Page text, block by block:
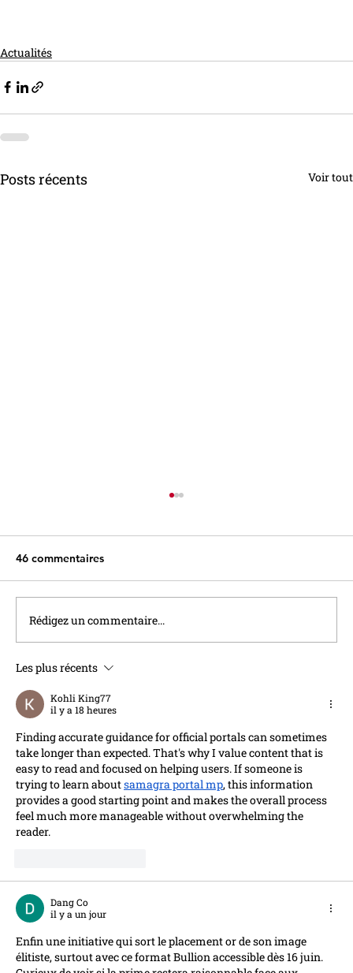
Actualités
Posts récents Voir tout
Le Livret A va contribuer au financement
du nouveau nucléaire
46 commentaires
Rédigez un commentaire...
Les plus récents
Kohli King77
il y a 18 heures
Finding accurate guidance for official portals can sometimes
take longer than expected. That's why I value content that is
easy to read and focused on helping users. If someone is
trying to learn about samagra portal mp, this information
provides a good starting point and makes the overall process
feel much more manageable without overwhelming the
reader.
Dang Co
il y a un jour
Enfin une initiative qui sort le placement or de son image
élitiste, surtout avec ce format Bullion accessible dès 16 juin.